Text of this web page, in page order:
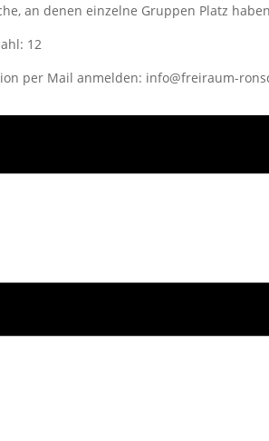
an denen einzelne Gruppen Platz
12
per Mail anmelden: info@freiraum-